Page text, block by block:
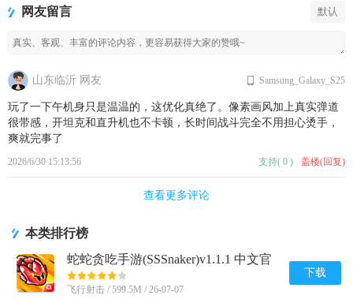
网友留言 默认
山东临沂 网友
2026/6/30 15:13:56
玩了一下午机身只是温温的，这优化真绝了。像素画风加上真实弹道
很带感，开坦克和直升机也不卡顿，长时间战斗完全不用担心烫手，
爽就完事了
Samsung_Galaxy_S25
支持( 0 ) 盖楼(回复)
查看更多评论
本类排行榜
蛇蛇贪吃手游(SSSnaker)v1.1.1 中文官
方正版
飞行射击 / 599.5M / 26-07-07
下载